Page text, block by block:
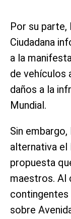
Por su parte,
Ciudadana
a la
de vehículos
daños a la
Mundial.
Sin
alternativa el
propuesta
maestros. Al
contingentes
sobre